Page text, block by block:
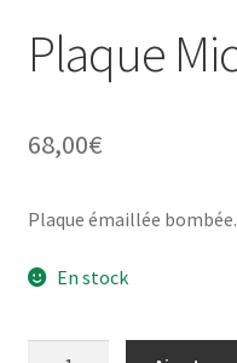
Plaque
68,00€
Plaque émaillée bombée.
En stock